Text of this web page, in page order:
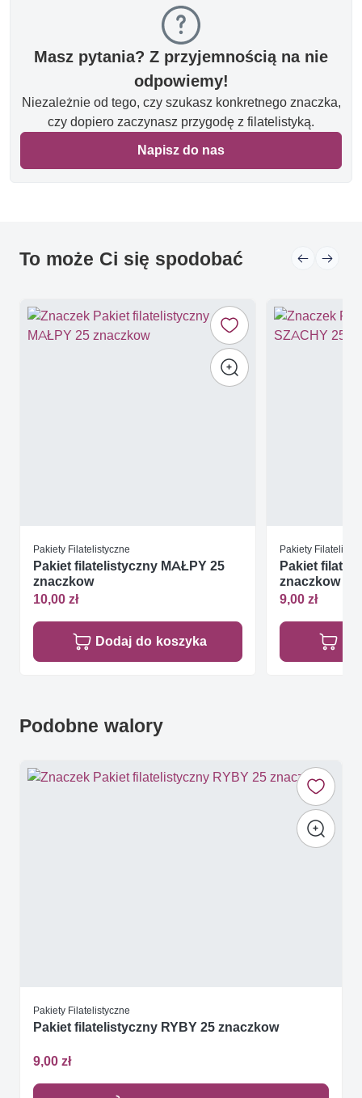
Masz pytania? Z przyjemnością na nie
odpowiemy!
Niezależnie od tego, czy szukasz konkretnego znaczka,
czy dopiero zaczynasz przygodę z filatelistyką.
Napisz do nas
To może Ci się spodobać
Pakiety Filatelistyczne
Pakiet filatelistyczny MAŁPY 25
znaczkow
10,00 zł
Dodaj do koszyka
Pakiety
Pakiet
znaczkow
9,00 zł
Podobne walory
Pakiety Filatelistyczne
Pakiet filatelistyczny RYBY 25 znaczkow
9,00 zł